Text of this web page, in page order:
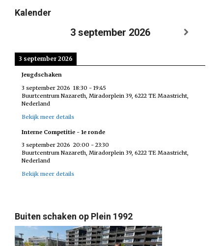
Kalender
3 september 2026
3 september 2026
Jeugdschaken
3 september 2026 18:30 - 19:45
Buurtcentrum Nazareth, Miradorplein 39, 6222 TE Maastricht,
Nederland
Bekijk meer details
Interne Competitie - 1e ronde
3 september 2026 20:00 - 23:30
Buurtcentrum Nazareth, Miradorplein 39, 6222 TE Maastricht,
Nederland
Bekijk meer details
Buiten schaken op Plein 1992